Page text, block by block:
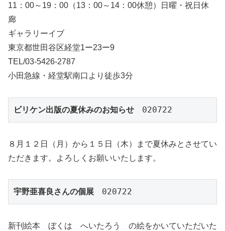
11：00～19：00（13：00～14：00休憩）日曜・祝日休
廊
ギャラリーイブ
東京都世田谷区経堂1ー23ー9
TEL/03-5426-2787
小田急線・経堂駅南口より徒歩3分
ビリケン出版の夏休みのお知らせ 020722
８月１２日（月）から１５日（木）まで夏休みとさせてい
ただきます。よろしくお願いいたします。
宇野亜喜良さんの個展 020722
新刊絵本 ぼくは へいたろう の絵をかいていただいた